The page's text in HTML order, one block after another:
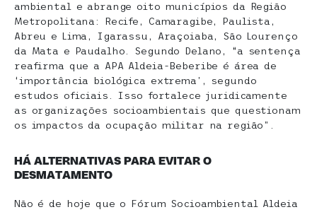
ambiental e abrange oito municípios da Região
Metropolitana: Recife, Camaragibe, Paulista,
Abreu e Lima, Igarassu, Araçoiaba, São Lourenço
da Mata e Paudalho. Segundo Delano, “a sentença
reafirma que a APA Aldeia-Beberibe é área de
‘importância biológica extrema’, segundo
estudos oficiais. Isso fortalece juridicamente
as organizações socioambientais que questionam
os impactos da ocupação militar na região”.
HÁ ALTERNATIVAS PARA EVITAR O
DESMATAMENTO
Não é de hoje que o Fórum Socioambiental Aldeia